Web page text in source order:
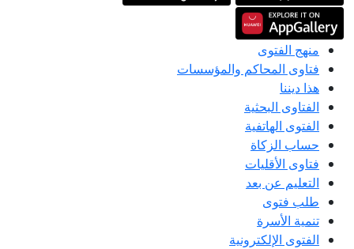
منهج الفتوى
فتاوى المحاكم والمؤسسات
هذا ديننا
الفتاوى البحثية
الفتوى الهاتفية
حساب الزكاة
فتاوى الأقليات
التعليم عن بعد
طلب فتوى
تنمية الأسرة
الفتوى الإلكترونية